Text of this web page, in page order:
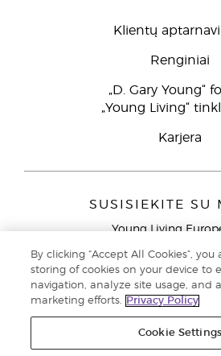
Klientų
Renginiai
„D. Gary Young“
„Young Living“
Karjera
SUSISIEKITE SU
Young Living
9727 AJ
Klientų aptarnavimas (nemokami
telefonų Lietuvoje)
By clicking “Accept All Cookies”,
storing of cookies on your device to
navigation, analyze site usage, and
marketing efforts.
Privacy Policy
Cookie Settings